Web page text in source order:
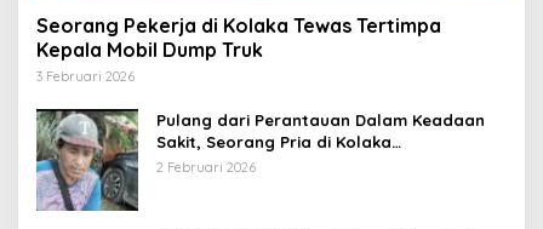
Seorang Pekerja di Kolaka Tewas Tertimpa
Kepala Mobil Dump Truk
3 Februari 2026
Pulang dari Perantauan Dalam Keadaan
Sakit, Seorang Pria di Kolaka
Diterlantarkan Istri
2 Februari 2026